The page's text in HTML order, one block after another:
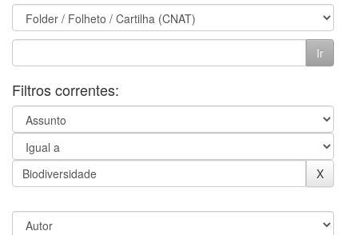
Filtros correntes: